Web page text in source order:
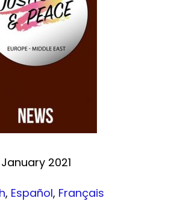
January 2021
, Español, Français